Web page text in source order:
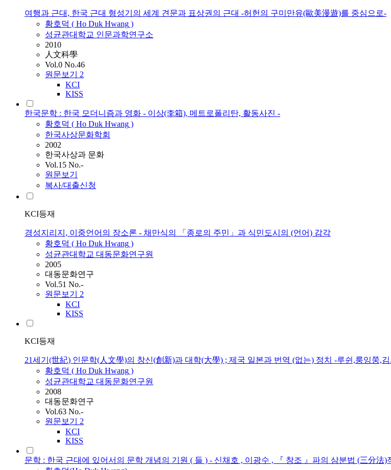
여행과 근대, 한국 근대 형성기의 세계 견문과 표상권의 근대 -허헌의 구미만유(歐美漫遊)를 중심으로-
황호덕 ( Ho Duk Hwang )
성균관대학교 인문과학연구소
2010
人文科學
Vol.0 No.46
원문보기 2
KCI
KISS
한국문학 : 한국 모더니즘과 영화 - 이상(李箱), 메트로폴리탄, 활동사진 -
황호덕 ( Ho Duk Hwang )
한국사상문화학회
2002
한국사상과 문화
Vol.15 No.-
원문보기
복사/대출신청
KCI등재
경성지리지, 이중언어의 장소론 - 채만식의 「종로의 주민」과 식민도시의 (언어) 감각
황호덕 ( Ho Duk Hwang )
성균관대학교 대동문화연구원
2005
대동문화연구
Vol.51 No.-
원문보기 2
KCI
KISS
KCI등재
21세기(世紀) 인문학(人文學)의 창신(創新)과 대학(大學) ; 제국 일본과 번역 (없는) 정치 -루쉰,룽잉쭝,
황호덕 ( Ho Duk Hwang )
성균관대학교 대동문화연구원
2008
대동문화연구
Vol.63 No.-
원문보기 2
KCI
KISS
문학 : 한국 근대에 있어서의 문학 개념의 기원 ( 들 ) - 신채호 , 이광수 , 『 창조 』파의 삼분법 (三分法)